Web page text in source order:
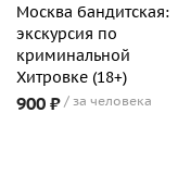
Москва бандитская:
экскурсия по
криминальной
Хитровке (18+)
900 ₽ за человека